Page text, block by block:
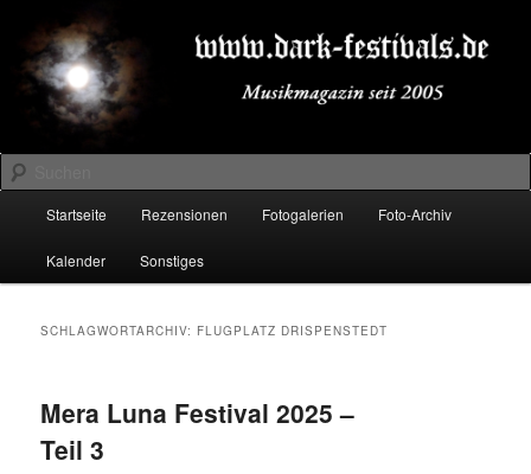
primären
Inhalt
springen
sekundären
Inhalt
springenDARK-FESTIVALS.DE
Suchen
Startseite Rezensionen Fotogalerien Foto-Archiv
Kalender Sonstiges
SCHLAGWORTARCHIV: FLUGPLATZ DRISPENSTEDT
Mera Luna Festival 2025 –
Teil 3